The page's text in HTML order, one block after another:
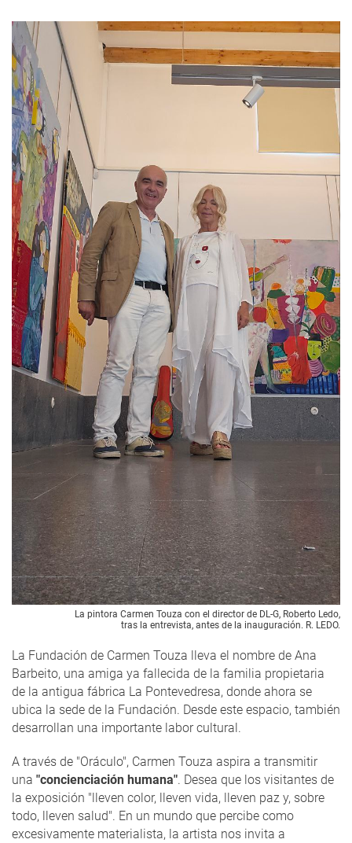
La pintora Carmen Touza con el director de DL-G, Roberto Ledo,
tras la entrevista, antes de la inauguración. R. LEDO.
La Fundación de Carmen Touza lleva el nombre de Ana
Barbeito, una amiga ya fallecida de la familia propietaria
de la antigua fábrica La Pontevedresa, donde ahora se
ubica la sede de la Fundación. Desde este espacio, también
desarrollan una importante labor cultural.
A través de "Oráculo", Carmen Touza aspira a transmitir
una "concienciación humana". Desea que los visitantes de
la exposición "lleven color, lleven vida, lleven paz y, sobre
todo, lleven salud". En un mundo que percibe como
excesivamente materialista, la artista nos invita a